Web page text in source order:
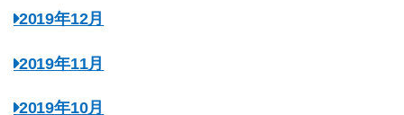
2019年12月
2019年11月
2019年10月